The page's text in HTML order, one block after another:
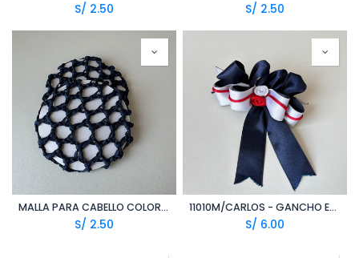
S/ 2.50 S/ 2.50
MALLA PARA CABELLO COLOR AZUL MARINO (POLI)
S/ 2.50
11010M/CARLOS - GANCHO ESCOLAR (LOR)
S/ 6.00